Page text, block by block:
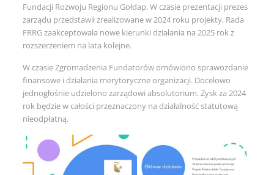
Fundacji Rozwoju Regionu Gołdap. W czasie prezentacji prezes
zarządu przedstawił zrealizowane w 2024 roku projekty, Rada
FRRG zaakceptowała nowe kierunki działania na 2025 rok z
rozszerzeniem na lata kolejne.
W czasie Zgromadzenia Fundatorów omówiono sprawozdanie
finansowe i działania merytoryczne organizacji. Docelowo
jednogłośnie udzielono zarządowi absolutorium. Zysk za 2024
rok będzie w całości przeznaczony na działalność statutową
nieodpłatną.